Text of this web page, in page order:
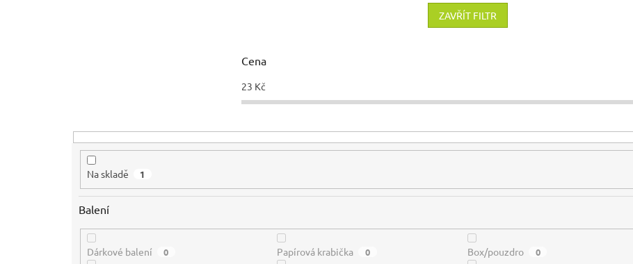
t
ů
ZAVŘÍT FILTR
Cena
23 Kč
Na skladě 1
Balení
Dárkové balení 0 Papírová krabička 0 Box/pouzdro 0